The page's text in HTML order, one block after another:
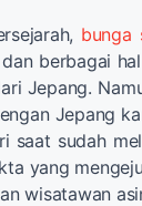
bunga
berbagai
Jepang.
Jepang
saat sudah
yang
wisatawan